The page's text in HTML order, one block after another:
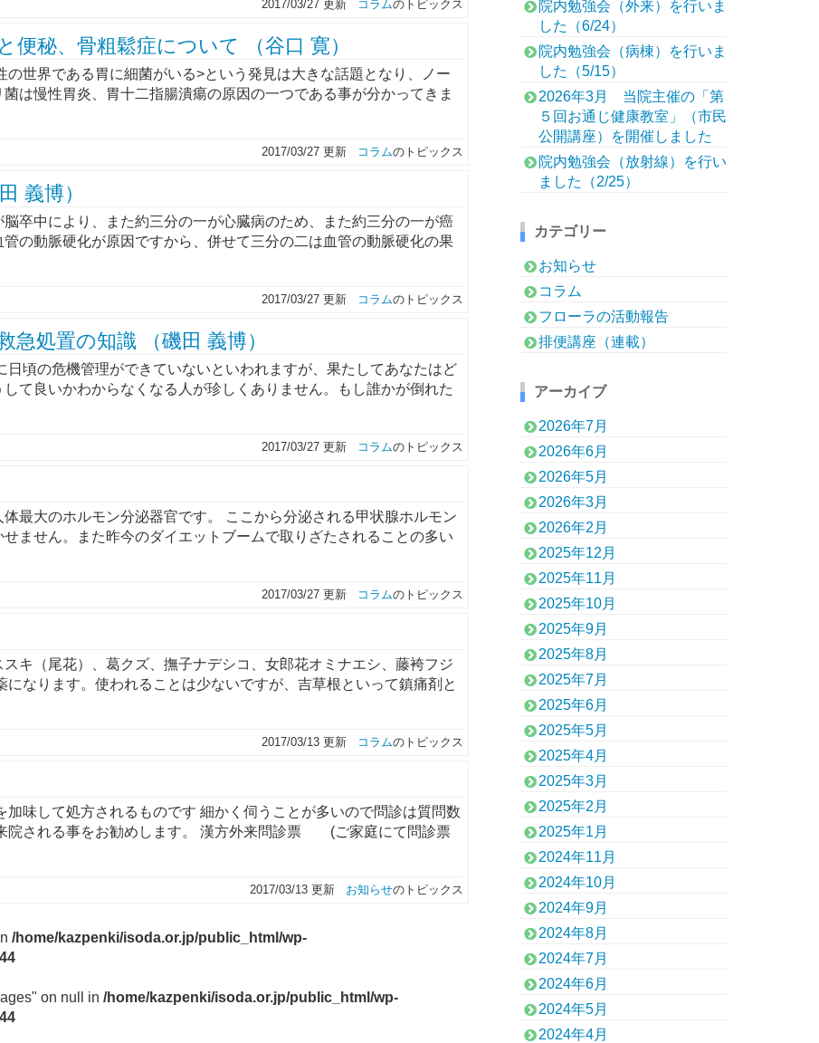
2017/03/27 更新 コラムのトピックス
便秘、骨粗鬆症について （谷口 寛）
世界である胃に細菌がいる>という発見は大きな話題となり、ノー
は慢性胃炎、胃十二指腸潰瘍の原因の一つである事が分かってきま
2017/03/27 更新 コラムのトピックス
義博）
卒中により、また約三分の一が心臓病のため、また約三分の一が癌
の動脈硬化が原因ですから、併せて三分の二は血管の動脈硬化の果
2017/03/27 更新 コラムのトピックス
処置の知識 （磯田 義博）
頃の危機管理ができていないといわれますが、果たしてあなたはど
て良いかわからなくなる人が珍しくありません。もし誰かが倒れた
2017/03/27 更新 コラムのトピックス
最大のホルモン分泌器官です。 ここから分泌される甲状腺ホルモン
ません。また昨今のダイエットブームで取りざたされることの多い
2017/03/27 更新 コラムのトピックス
キ（尾花）、葛クズ、撫子ナデシコ、女郎花オミナエシ、藤袴フジ
なります。使われることは少ないですが、吉草根といって鎮痛剤と
2017/03/13 更新 コラムのトピックス
味して処方されるものです 細かく伺うことが多いので問診は質問数
院される事をお勧めします。 漢方外来問診票 (ご家庭にて問診票
2017/03/13 更新 お知らせのトピックス
/home/kazpenki/isoda.or.jp/public_html/wp-
44
on null in /home/kazpenki/isoda.or.jp/public_html/wp-
44
院内勉強会（外来）を行いま
した（6/24）
院内勉強会（病棟）を行いま
した（5/15）
2026年3月 当院主催の「第
５回お通じ健康教室」（市民
公開講座）を開催しました
院内勉強会（放射線）を行い
ました（2/25）
カテゴリー
お知らせ
コラム
フローラの活動報告
排便講座（連載）
アーカイブ
2026年7月
2026年6月
2026年5月
2026年3月
2026年2月
2025年12月
2025年11月
2025年10月
2025年9月
2025年8月
2025年7月
2025年6月
2025年5月
2025年4月
2025年3月
2025年2月
2025年1月
2024年11月
2024年10月
2024年9月
2024年8月
2024年7月
2024年6月
2024年5月
2024年4月